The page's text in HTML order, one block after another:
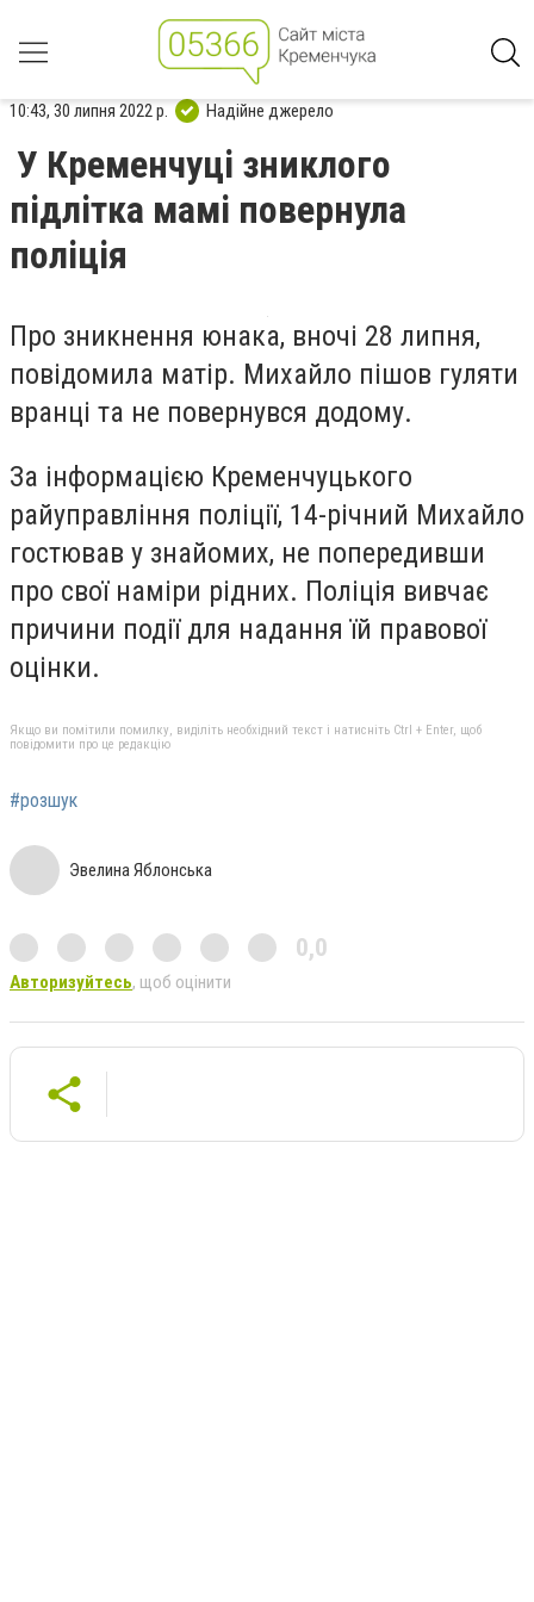
10:43, 30 липня 2022 р. Надійне джерело
У Кременчуці зниклого
підлітка мамі повернула
поліція
Про зникнення юнака, вночі 28 липня,
повідомила матір. Михайло пішов гуляти
вранці та не повернувся додому.
За інформацією Кременчуцького
райуправління поліції, 14-річний Михайло
гостював у знайомих, не попередивши
про свої наміри рідних. Поліція вивчає
причини події для надання їй правової
оцінки.
Якщо ви помітили помилку, виділіть необхідний текст і натисніть Ctrl + Enter, щоб
повідомити про це редакцію
#розшук
Эвелина Яблонська
0,0
Авторизуйтесь, щоб оцінити